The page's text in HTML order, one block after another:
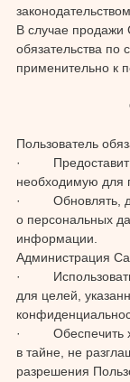
В случае продажи
обязательства
применительно к
Пользователь
· Предоставить
необходимую для
· Обновлять,
о персональных
информации.
Администрация
· Использовать
для целей,
· Обеспечить
в тайне, не
разрешения